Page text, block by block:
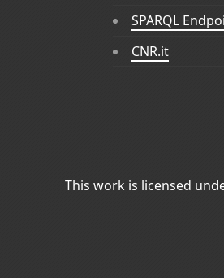
SPARQL
CNR.it
This work is licensed